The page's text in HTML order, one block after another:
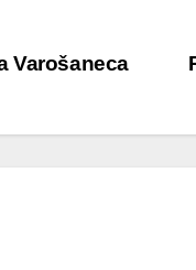
Varošaneca